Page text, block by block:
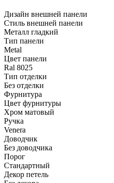
Дизайн внешней панели
Стиль внешней панели
Металл гладкий
Тип панели
Metal
Цвет панели
Ral 8025
Тип отделки
Без отделки
Фурнитура
Цвет фурнитуры
Хром матовый
Ручка
Venera
Доводчик
Без доводчика
Порог
Стандартный
Декор петель